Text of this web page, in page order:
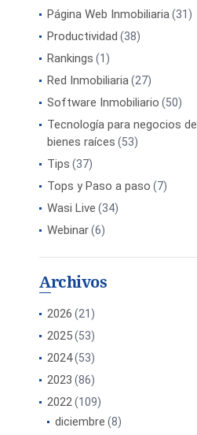
Página Web Inmobiliaria(31)
Productividad (38)
Rankings (1)
Red Inmobiliaria(27)
Software Inmobiliario (50)
Tecnología para negocios de
bienes raíces (53)
Tips (37)
Tops y Paso a paso (7)
Wasi Live (34)
Webinar(6)
Archivos
2026 (21)
2025(53)
2024(53)
2023 (86)
2022(109)
diciembre (8)